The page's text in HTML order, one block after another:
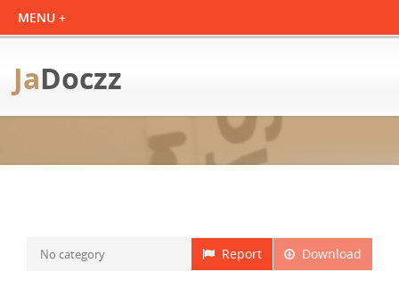
JaDoczz
Download
Report
No category